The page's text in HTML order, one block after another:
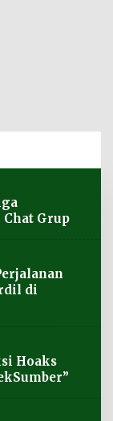
Chat Grup
di
Hoaks